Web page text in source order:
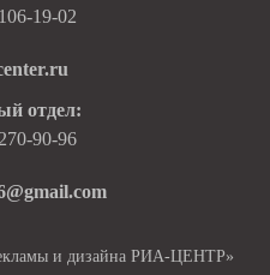
19-02
отдел:
90-96
и дизайна РИА-ЦЕНТР»